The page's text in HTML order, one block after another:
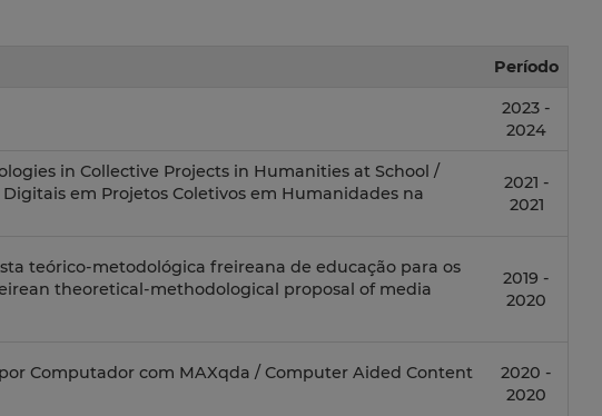
Período
2023 -
2024
in Collective Projects in Humanities at School /
em Projetos Coletivos em Humanidades na
2021 -
2021
teórico-metodológica freireana de educação para os
theoretical-methodological proposal of media
2019 -
2020
Computador com MAXqda / Computer Aided Content
2020 -
2020